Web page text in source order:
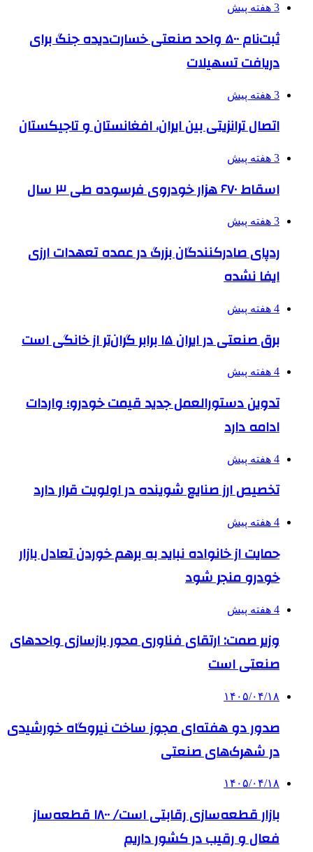
3 هفته پیش
ثبت‌نام ۵۰۰ واحد صنعتی خسارت‌دیده جنگ برای
دریافت تسهیلات
3 هفته پیش
اتصال ترانزیتی بین ایران، افغانستان و تاجیکستان
3 هفته پیش
اسقاط ۶۷۰ هزار خودروی فرسوده طی ۳ سال
3 هفته پیش
ردپای صادرکنندگان بزرگ در عمده تعهدات ارزی
ایفا نشده
4 هفته پیش
برق صنعتی در ایران ۱۵ برابر گران‌تر از خانگی است
4 هفته پیش
تدوین دستورالعمل جدید قیمت خودرو؛ واردات
ادامه دارد
4 هفته پیش
تخصیص ارز صنایع شوینده در اولویت قرار دارد
4 هفته پیش
حمایت از خانواده نباید به برهم خوردن تعادل بازار
خودرو منجر شود
4 هفته پیش
وزیر صمت: ارتقای فناوری محور بازسازی واحدهای
صنعتی است
۱۴۰۵/۰۴/۱۸
صدور دو هفته‌ای مجوز ساخت نیروگاه خورشیدی
در شهرک‌های صنعتی
۱۴۰۵/۰۴/۱۸
بازار قطعه‌سازی رقابتی است/ ۱۸۰۰ قطعه‌ساز
فعال و رقیب در کشور داریم